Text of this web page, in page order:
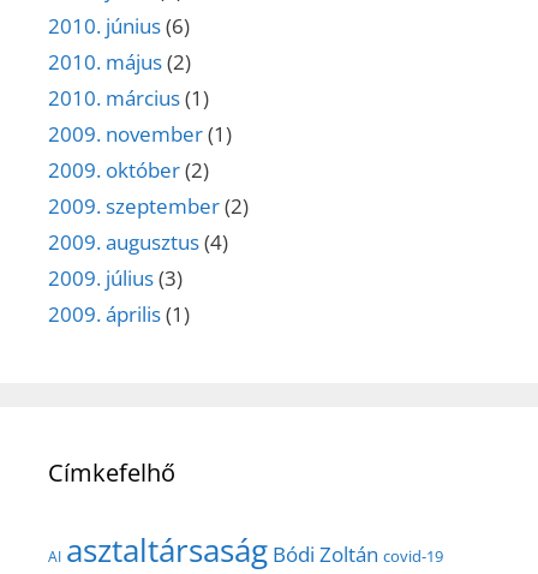
2010. június(6)
2010. május(2)
2010. március(1)
2009. november(1)
2009. október(2)
2009. szeptember(2)
2009. augusztus(4)
2009. július(3)
2009. április(1)
Címkefelhő
AI asztaltársaság Bódi Zoltán covid-19